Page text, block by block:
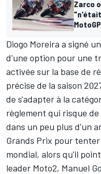
Zarco
Diogo Moreira a signé
d'une option pour une
activée sur la base de
précise de la saison
de s'adapter à la
règlement qui risque
dans un peu plus d'un
Grands Prix pour
mondial, alors qu'il
leader Moto2, Manuel